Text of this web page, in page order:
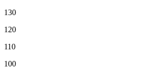
130
120
110
100